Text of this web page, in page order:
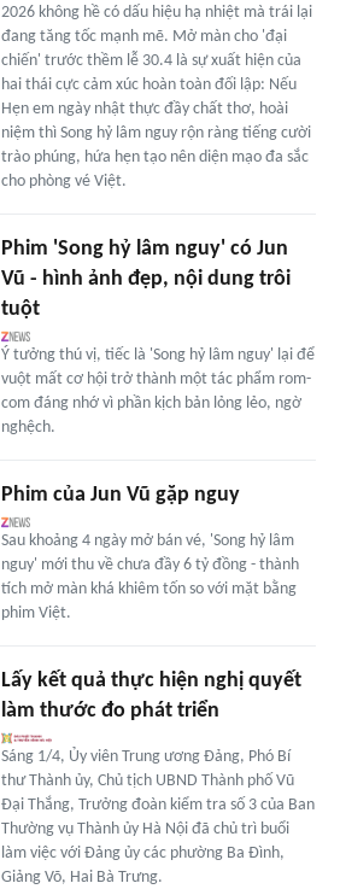
2026 không hề có dấu hiệu hạ nhiệt mà trái lại
đang tăng tốc mạnh mẽ. Mở màn cho 'đại
chiến' trước thềm lễ 30.4 là sự xuất hiện của
hai thái cực cảm xúc hoàn toàn đối lập: Nếu
Hẹn em ngày nhật thực đầy chất thơ, hoài
niệm thì Song hỷ lâm nguy rộn ràng tiếng cười
trào phúng, hứa hẹn tạo nên diện mạo đa sắc
cho phòng vé Việt.
Phim 'Song hỷ lâm nguy' có Jun
Vũ - hình ảnh đẹp, nội dung trôi
tuột
Ý tưởng thú vị, tiếc là 'Song hỷ lâm nguy' lại để
vuột mất cơ hội trở thành một tác phẩm rom-
com đáng nhớ vì phần kịch bản lỏng lẻo, ngờ
nghệch.
Phim của Jun Vũ gặp nguy
Sau khoảng 4 ngày mở bán vé, 'Song hỷ lâm
nguy' mới thu về chưa đầy 6 tỷ đồng - thành
tích mở màn khá khiêm tốn so với mặt bằng
phim Việt.
Lấy kết quả thực hiện nghị quyết
làm thước đo phát triển
Sáng 1/4, Ủy viên Trung ương Đảng, Phó Bí
thư Thành ủy, Chủ tịch UBND Thành phố Vũ
Đại Thắng, Trưởng đoàn kiểm tra số 3 của Ban
Thường vụ Thành ủy Hà Nội đã chủ trì buổi
làm việc với Đảng ủy các phường Ba Đình,
Giảng Võ, Hai Bà Trưng.